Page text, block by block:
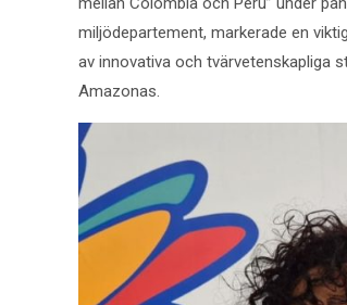
miljödepartement, markerade en
av innovativa och tvärvetenskapliga
Amazonas.